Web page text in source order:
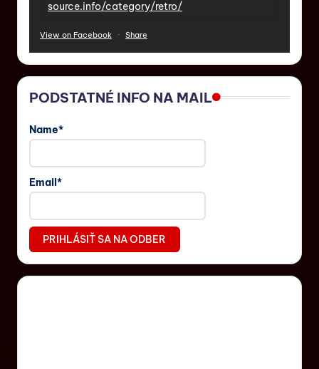
source.info/category/retro/
View on Facebook · Share
PODSTATNÉ INFO NA MAIL
Name*
Email*